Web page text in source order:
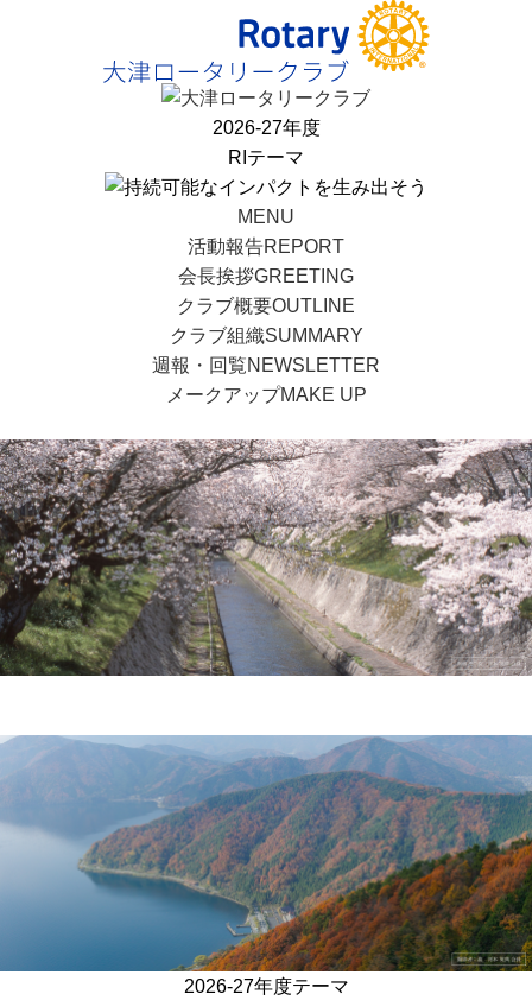
2026-27年度
RIテーマ
MENU
活動報告REPORT
会長挨拶GREETING
クラブ概要OUTLINE
クラブ組織SUMMARY
週報・回覧NEWSLETTER
メークアップMAKE UP
2026-27年度テーマ